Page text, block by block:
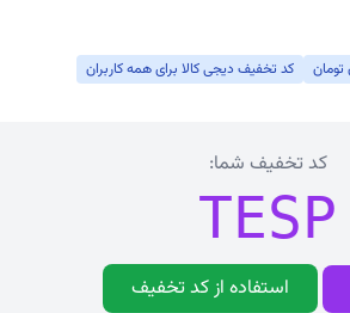
کد تخفیف دیجی کالا برای همه کاربران
کد تخفیف شما:
TESP
استفاده از کد تخفیف